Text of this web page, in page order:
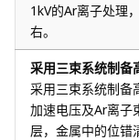
1kV的Ar离子处理
右。
采用三束系统制备
采用三束系统制备
加速电压及Ar离子
层，金属中的位错